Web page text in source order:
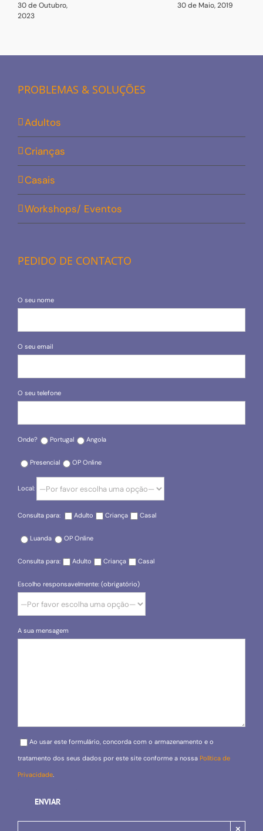
30 de Outubro,
2023
30 de Maio, 2019
PROBLEMAS & SOLUÇÕES
Adultos
Crianças
Casais
Workshops/ Eventos
PEDIDO DE CONTACTO
O seu nome
O seu email
O seu telefone
Onde? Portugal Angola
Presencial OP Online
Local:
Consulta para: Adulto Criança Casal
Luanda OP Online
Consulta para: Adulto Criança Casal
Escolho responsavelmente: (obrigatório)
A sua mensagem
Please leave this field empty.
Ao usar este formulário, concorda com o armazenamento e o
tratamento dos seus dados por este site conforme a nossa Política de
Privacidade.
×